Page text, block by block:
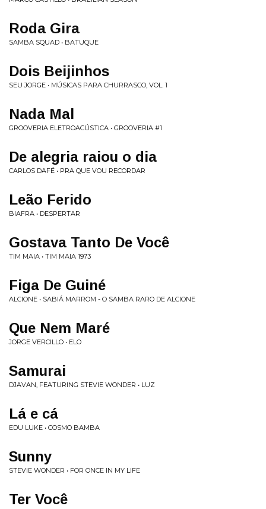
Roda Gira
SAMBA SQUAD • BATUQUE
Dois Beijinhos
SEU JORGE • MÚSICAS PARA CHURRASCO, VOL. 1
Nada Mal
GROOVERIA ELETROACÚSTICA • GROOVERIA #1
De alegria raiou o dia
CARLOS DAFÉ • PRA QUE VOU RECORDAR
Leão Ferido
BIAFRA • DESPERTAR
Gostava Tanto De Você
TIM MAIA • TIM MAIA 1973
Figa De Guiné
ALCIONE • SABIÁ MARROM - O SAMBA RARO DE ALCIONE
Que Nem Maré
JORGE VERCILLO • ELO
Samurai
DJAVAN, FEATURING STEVIE WONDER • LUZ
Lá e cá
EDU LUKE • COSMO BAMBA
Sunny
STEVIE WONDER • FOR ONCE IN MY LIFE
Ter Você